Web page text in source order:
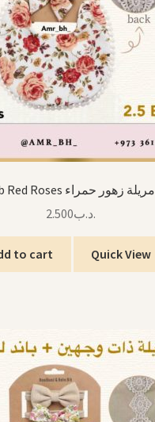
Bib Red Roses مريلة زهور حمراء
.د.ب2.500
to cart Quick View